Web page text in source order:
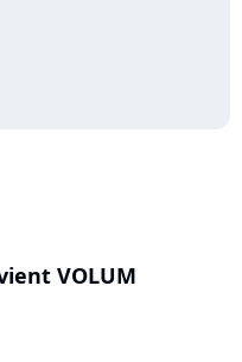
VOLUM